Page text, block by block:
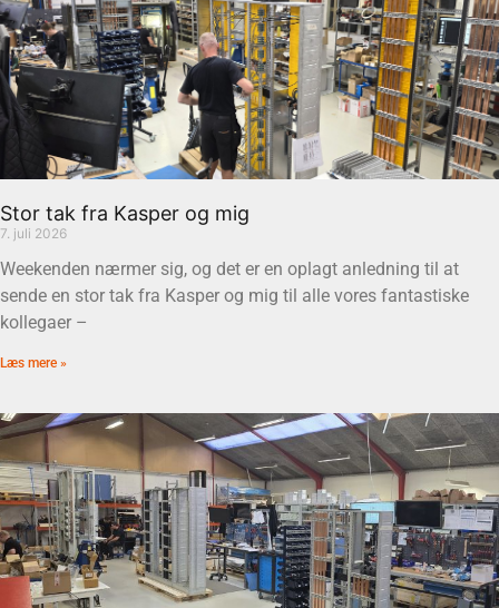
Stor tak fra Kasper og mig
7. juli 2026
Weekenden nærmer sig, og det er en oplagt anledning til at
sende en stor tak fra Kasper og mig til alle vores fantastiske
kollegaer –
Læs mere »